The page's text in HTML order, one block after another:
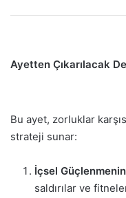
Ayetten Çıkarılacak
Bu ayet, zorluklar
strateji sunar:
İçsel
saldırılar ve